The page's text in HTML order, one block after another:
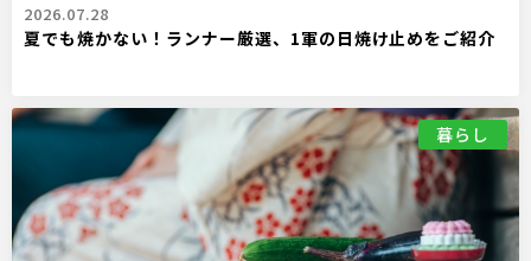
2026.07.28
夏でも焼かない！ランナー厳選、1軍の日焼け止めをご紹介
暮らし